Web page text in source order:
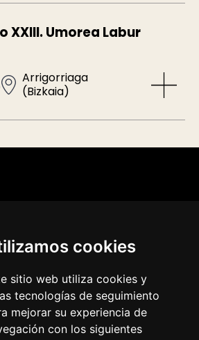
cookies
sitio web utiliza cookies y
tecnologías de seguimiento
mejorar su experiencia de
con los siguientes
XXIII. Umorea Labur
Arrigorriaga
(Bizkaia)